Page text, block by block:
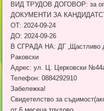
ВИД ТРУДОВ ДОГОВОР: за
ДОКУМЕНТИ ЗА
ОТ: 2024-09-24
ДО: 2024-09-26
В СГРАДА НА: ДГ „Щастливо
Раковски
Адрес: ул. Ц. Церковски
Телефон: 0884292910
Забележка!
Свидетелство за